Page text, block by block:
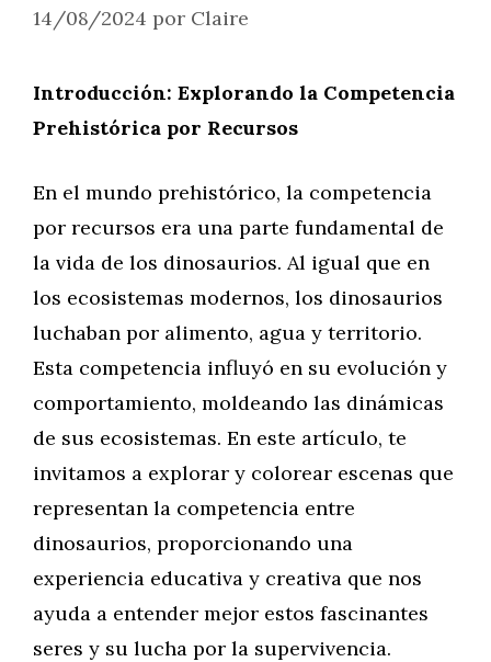
14/08/2024 por Claire
Introducción: Explorando la Competencia
Prehistórica por Recursos
En el mundo prehistórico, la competencia
por recursos era una parte fundamental de
la vida de los dinosaurios. Al igual que en
los ecosistemas modernos, los dinosaurios
luchaban por alimento, agua y territorio.
Esta competencia influyó en su evolución y
comportamiento, moldeando las dinámicas
de sus ecosistemas. En este artículo, te
invitamos a explorar y colorear escenas que
representan la competencia entre
dinosaurios, proporcionando una
experiencia educativa y creativa que nos
ayuda a entender mejor estos fascinantes
seres y su lucha por la supervivencia.